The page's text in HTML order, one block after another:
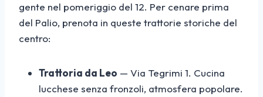
gente nel pomeriggio del 12. Per cenare prima
del Palio, prenota in queste trattorie storiche del
centro:
Trattoria da Leo — Via Tegrimi 1. Cucina
lucchese senza fronzoli, atmosfera popolare.